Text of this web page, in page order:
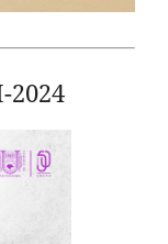
2024